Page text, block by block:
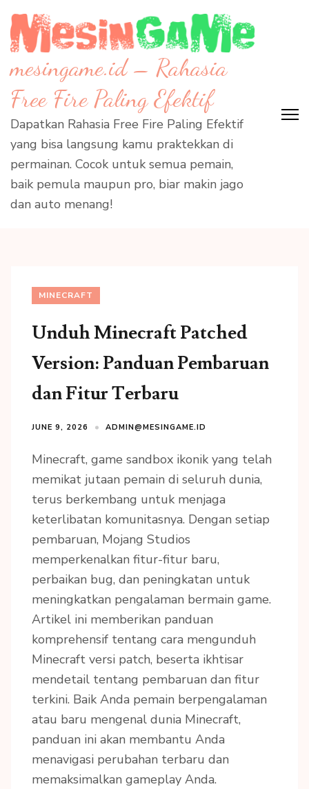
to
content
(Press
Enter)
mesingame.id – Rahasia
Free Fire Paling Efektif
Dapatkan Rahasia Free Fire Paling Efektif
yang bisa langsung kamu praktekkan di
permainan. Cocok untuk semua pemain,
baik pemula maupun pro, biar makin jago
dan auto menang!
MINECRAFT
Unduh Minecraft Patched
Version: Panduan Pembaruan
dan Fitur Terbaru
JUNE 9, 2026 ADMIN@MESINGAME.ID
Minecraft, game sandbox ikonik yang telah
memikat jutaan pemain di seluruh dunia,
terus berkembang untuk menjaga
keterlibatan komunitasnya. Dengan setiap
pembaruan, Mojang Studios
memperkenalkan fitur-fitur baru,
perbaikan bug, dan peningkatan untuk
meningkatkan pengalaman bermain game.
Artikel ini memberikan panduan
komprehensif tentang cara mengunduh
Minecraft versi patch, beserta ikhtisar
mendetail tentang pembaruan dan fitur
terkini. Baik Anda pemain berpengalaman
atau baru mengenal dunia Minecraft,
panduan ini akan membantu Anda
menavigasi perubahan terbaru dan
memaksimalkan gameplay Anda.